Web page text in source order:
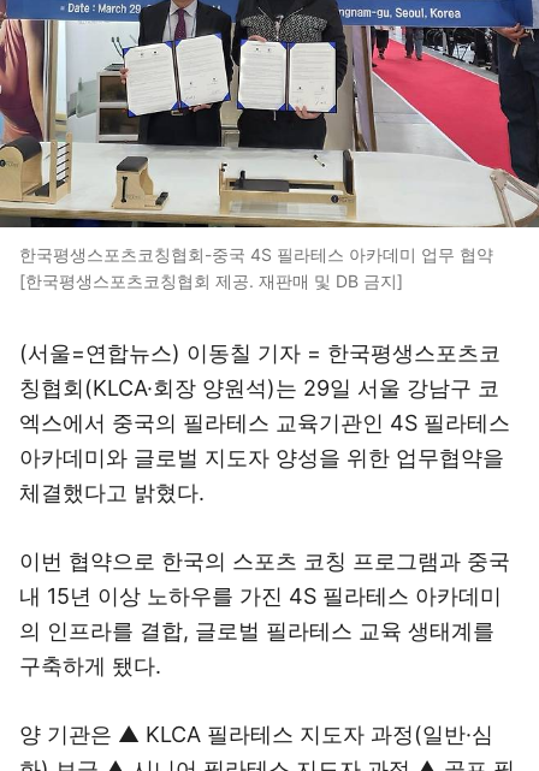
한국평생스포츠코칭협회-중국 4S 필라테스 아카데미 업무 협약
[한국평생스포츠코칭협회 제공. 재판매 및 DB 금지]
(서울=연합뉴스) 이동칠 기자 = 한국평생스포츠코
칭협회(KLCA·회장 양원석)는 29일 서울 강남구 코
엑스에서 중국의 필라테스 교육기관인 4S 필라테스
아카데미와 글로벌 지도자 양성을 위한 업무협약을
체결했다고 밝혔다.
이번 협약으로 한국의 스포츠 코칭 프로그램과 중국
내 15년 이상 노하우를 가진 4S 필라테스 아카데미
의 인프라를 결합, 글로벌 필라테스 교육 생태계를
구축하게 됐다.
양 기관은 ▲ KLCA 필라테스 지도자 과정(일반·심